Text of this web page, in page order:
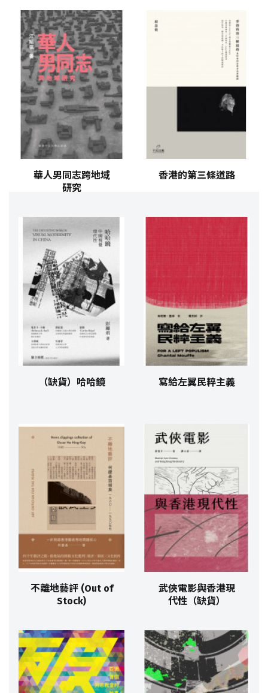
華人男同志跨地域
研究
香港的第三條道路
（缺貨）哈哈鏡 寫給左翼民粹主義
不離地藝評 (Out of
Stock)
武俠電影與香港現
代性（缺貨）